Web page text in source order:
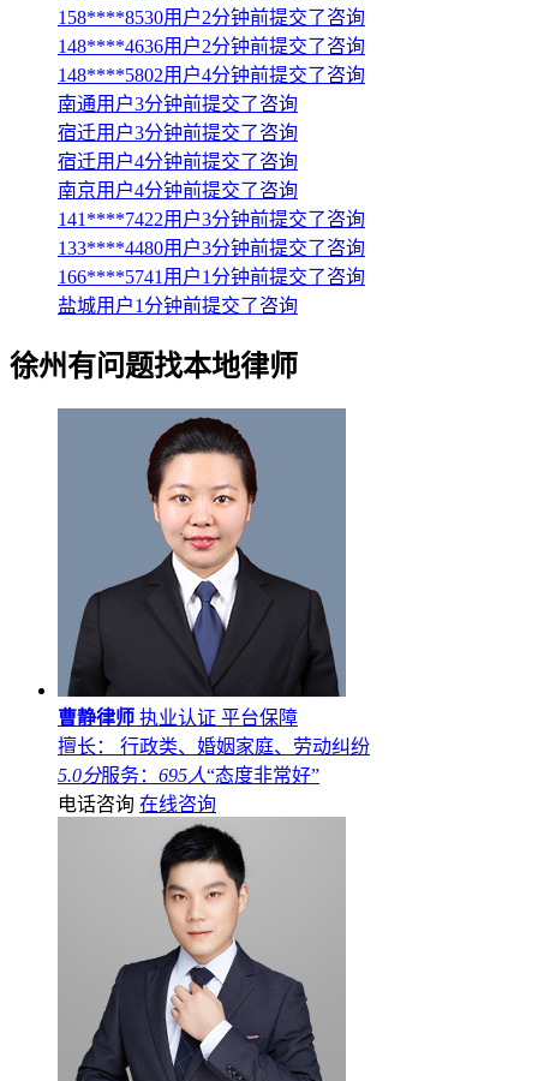
158****8530用户2分钟前提交了咨询
148****4636用户2分钟前提交了咨询
148****5802用户4分钟前提交了咨询
南通用户3分钟前提交了咨询
宿迁用户3分钟前提交了咨询
宿迁用户4分钟前提交了咨询
南京用户4分钟前提交了咨询
141****7422用户3分钟前提交了咨询
133****4480用户3分钟前提交了咨询
166****5741用户1分钟前提交了咨询
盐城用户1分钟前提交了咨询
徐州有问题找本地律师
曹静律师 执业认证 平台保障
擅长： 行政类、婚姻家庭、劳动纠纷
5.0分服务： 695人“态度非常好”
电话咨询 在线咨询